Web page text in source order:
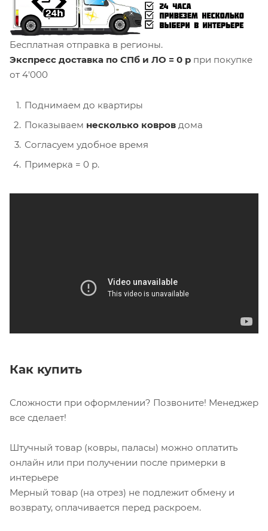
Бесплатная отправка в регионы.
Экспресс доставка по СПб и ЛО = 0 р при покупке
от 4'000
Поднимаем до квартиры
Показываем несколько ковров дома
Согласуем удобное время
Примерка = 0 р.
Как купить
Сложности при оформлении? Позвоните! Менеджер
все сделает!
Штучный товар (ковры, паласы) можно оплатить
онлайн или при получении после примерки в
интерьере
Мерный товар (на отрез) не подлежит обмену и
возврату, оплачивается перед раскроем.